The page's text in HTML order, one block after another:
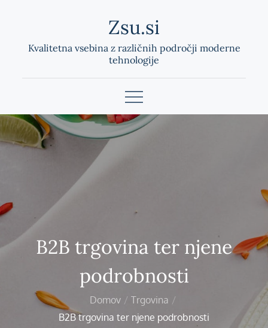
content
Zsu.si
Kvalitetna vsebina z različnih področji moderne
tehnologije
B2B trgovina ter njene
podrobnosti
Domov
Trgovina
B2B trgovina ter njene podrobnosti